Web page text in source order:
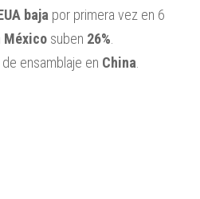
baja por primera vez en 6
Méxicosuben 26%
ensamblaje en China